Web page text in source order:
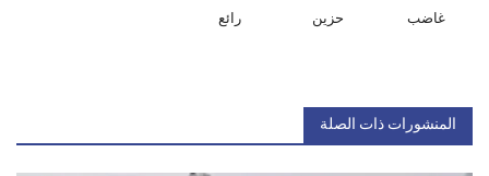
غاضب حزين رائع
المنشورات ذات الصلة